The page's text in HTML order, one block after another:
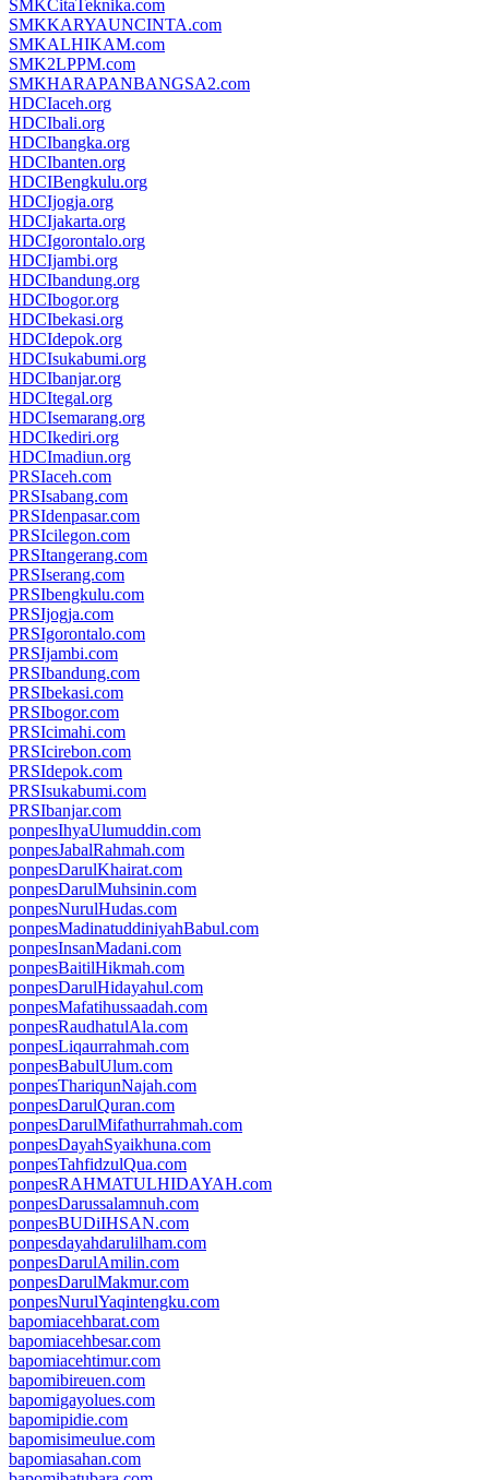
SMKCitaTeknika.com
SMKKARYAUNCINTA.com
SMKALHIKAM.com
SMK2LPPM.com
SMKHARAPANBANGSA2.com
HDCIaceh.org
HDCIbali.org
HDCIbangka.org
HDCIbanten.org
HDCIBengkulu.org
HDCIjogja.org
HDCIjakarta.org
HDCIgorontalo.org
HDCIjambi.org
HDCIbandung.org
HDCIbogor.org
HDCIbekasi.org
HDCIdepok.org
HDCIsukabumi.org
HDCIbanjar.org
HDCItegal.org
HDCIsemarang.org
HDCIkediri.org
HDCImadiun.org
PRSIaceh.com
PRSIsabang.com
PRSIdenpasar.com
PRSIcilegon.com
PRSItangerang.com
PRSIserang.com
PRSIbengkulu.com
PRSIjogja.com
PRSIgorontalo.com
PRSIjambi.com
PRSIbandung.com
PRSIbekasi.com
PRSIbogor.com
PRSIcimahi.com
PRSIcirebon.com
PRSIdepok.com
PRSIsukabumi.com
PRSIbanjar.com
ponpesIhyaUlumuddin.com
ponpesJabalRahmah.com
ponpesDarulKhairat.com
ponpesDarulMuhsinin.com
ponpesNurulHudas.com
ponpesMadinatuddiniyahBabul.com
ponpesInsanMadani.com
ponpesBaitilHikmah.com
ponpesDarulHidayahul.com
ponpesMafatihussaadah.com
ponpesRaudhatulAla.com
ponpesLiqaurrahmah.com
ponpesBabulUlum.com
ponpesThariqunNajah.com
ponpesDarulQuran.com
ponpesDarulMifathurrahmah.com
ponpesDayahSyaikhuna.com
ponpesTahfidzulQua.com
ponpesRAHMATULHIDAYAH.com
ponpesDarussalamnuh.com
ponpesBUDiIHSAN.com
ponpesdayahdarulilham.com
ponpesDarulAmilin.com
ponpesDarulMakmur.com
ponpesNurulYaqintengku.com
bapomiacehbarat.com
bapomiacehbesar.com
bapomiacehtimur.com
bapomibireuen.com
bapomigayolues.com
bapomipidie.com
bapomisimeulue.com
bapomiasahan.com